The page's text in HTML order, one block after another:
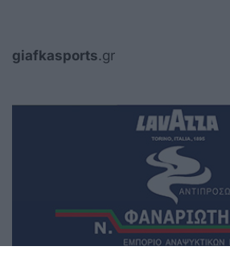
giafkasports.gr